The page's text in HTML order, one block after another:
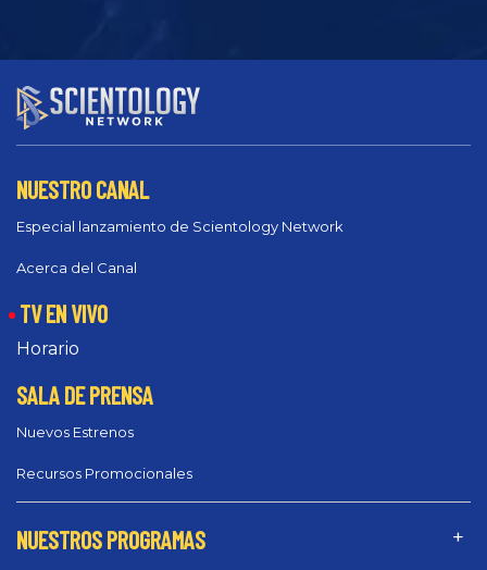
NUESTRO CANAL
Especial lanzamiento de Scientology Network
Acerca del Canal
TV EN VIVO
Horario
SALA DE PRENSA
Nuevos Estrenos
Recursos Promocionales
NUESTROS PROGRAMAS